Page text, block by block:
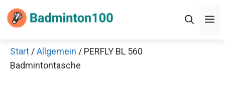
Zum
Inhalt
Start /Allgemein / PERFLY BL 560
Badmintontasche